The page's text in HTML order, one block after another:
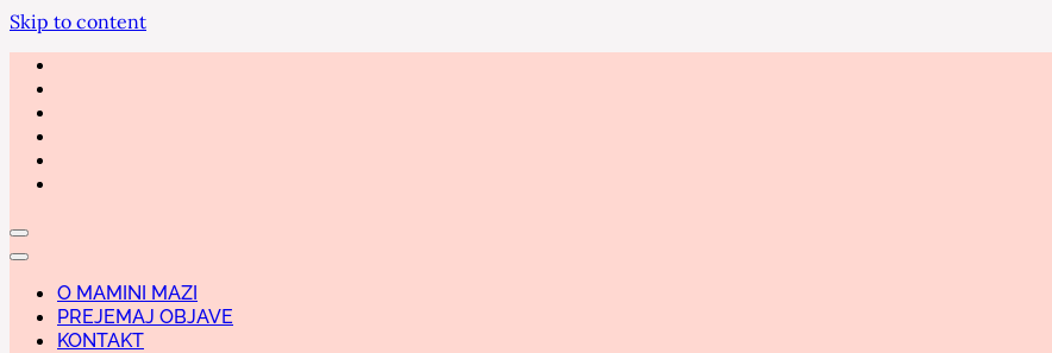
Skip to content
O MAMINI MAZI
PREJEMAJ OBJAVE
KONTAKT